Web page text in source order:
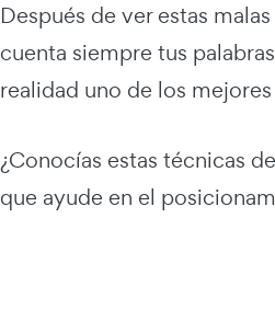
Después de ver estas
cuenta siempre tus
realidad uno de los
¿Conocías estas técnicas
que ayude en el